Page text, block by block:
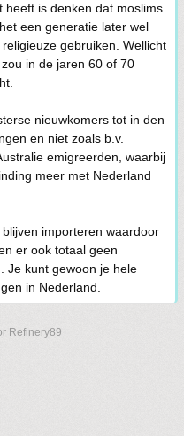
heeft is denken dat moslims
een generatie later wel
gebruiken. Wellicht
in de jaren 60 of 70
nieuwkomers tot in den
en niet zoals b.v.
emigreerden, waarbij
meer met Nederland
importeren waardoor
er ook totaal geen
Je kunt gewoon je hele
in Nederland.
Refinery89